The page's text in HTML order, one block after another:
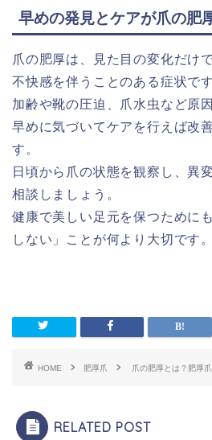
早めの発見とケアが爪の肥
爪の肥厚は、見た目の変化だけ
不快感を伴うことのある症状です
加齢や靴の圧迫、爪水虫など原
早めに気づいてケアを行えば改
す。
日頃から爪の状態を観察し、異
相談しましょう。
健康で美しい足元を保つために
しない」ことが何より大切です。
HOME 肥厚爪 爪の肥厚とは？肥厚
RELATED POST